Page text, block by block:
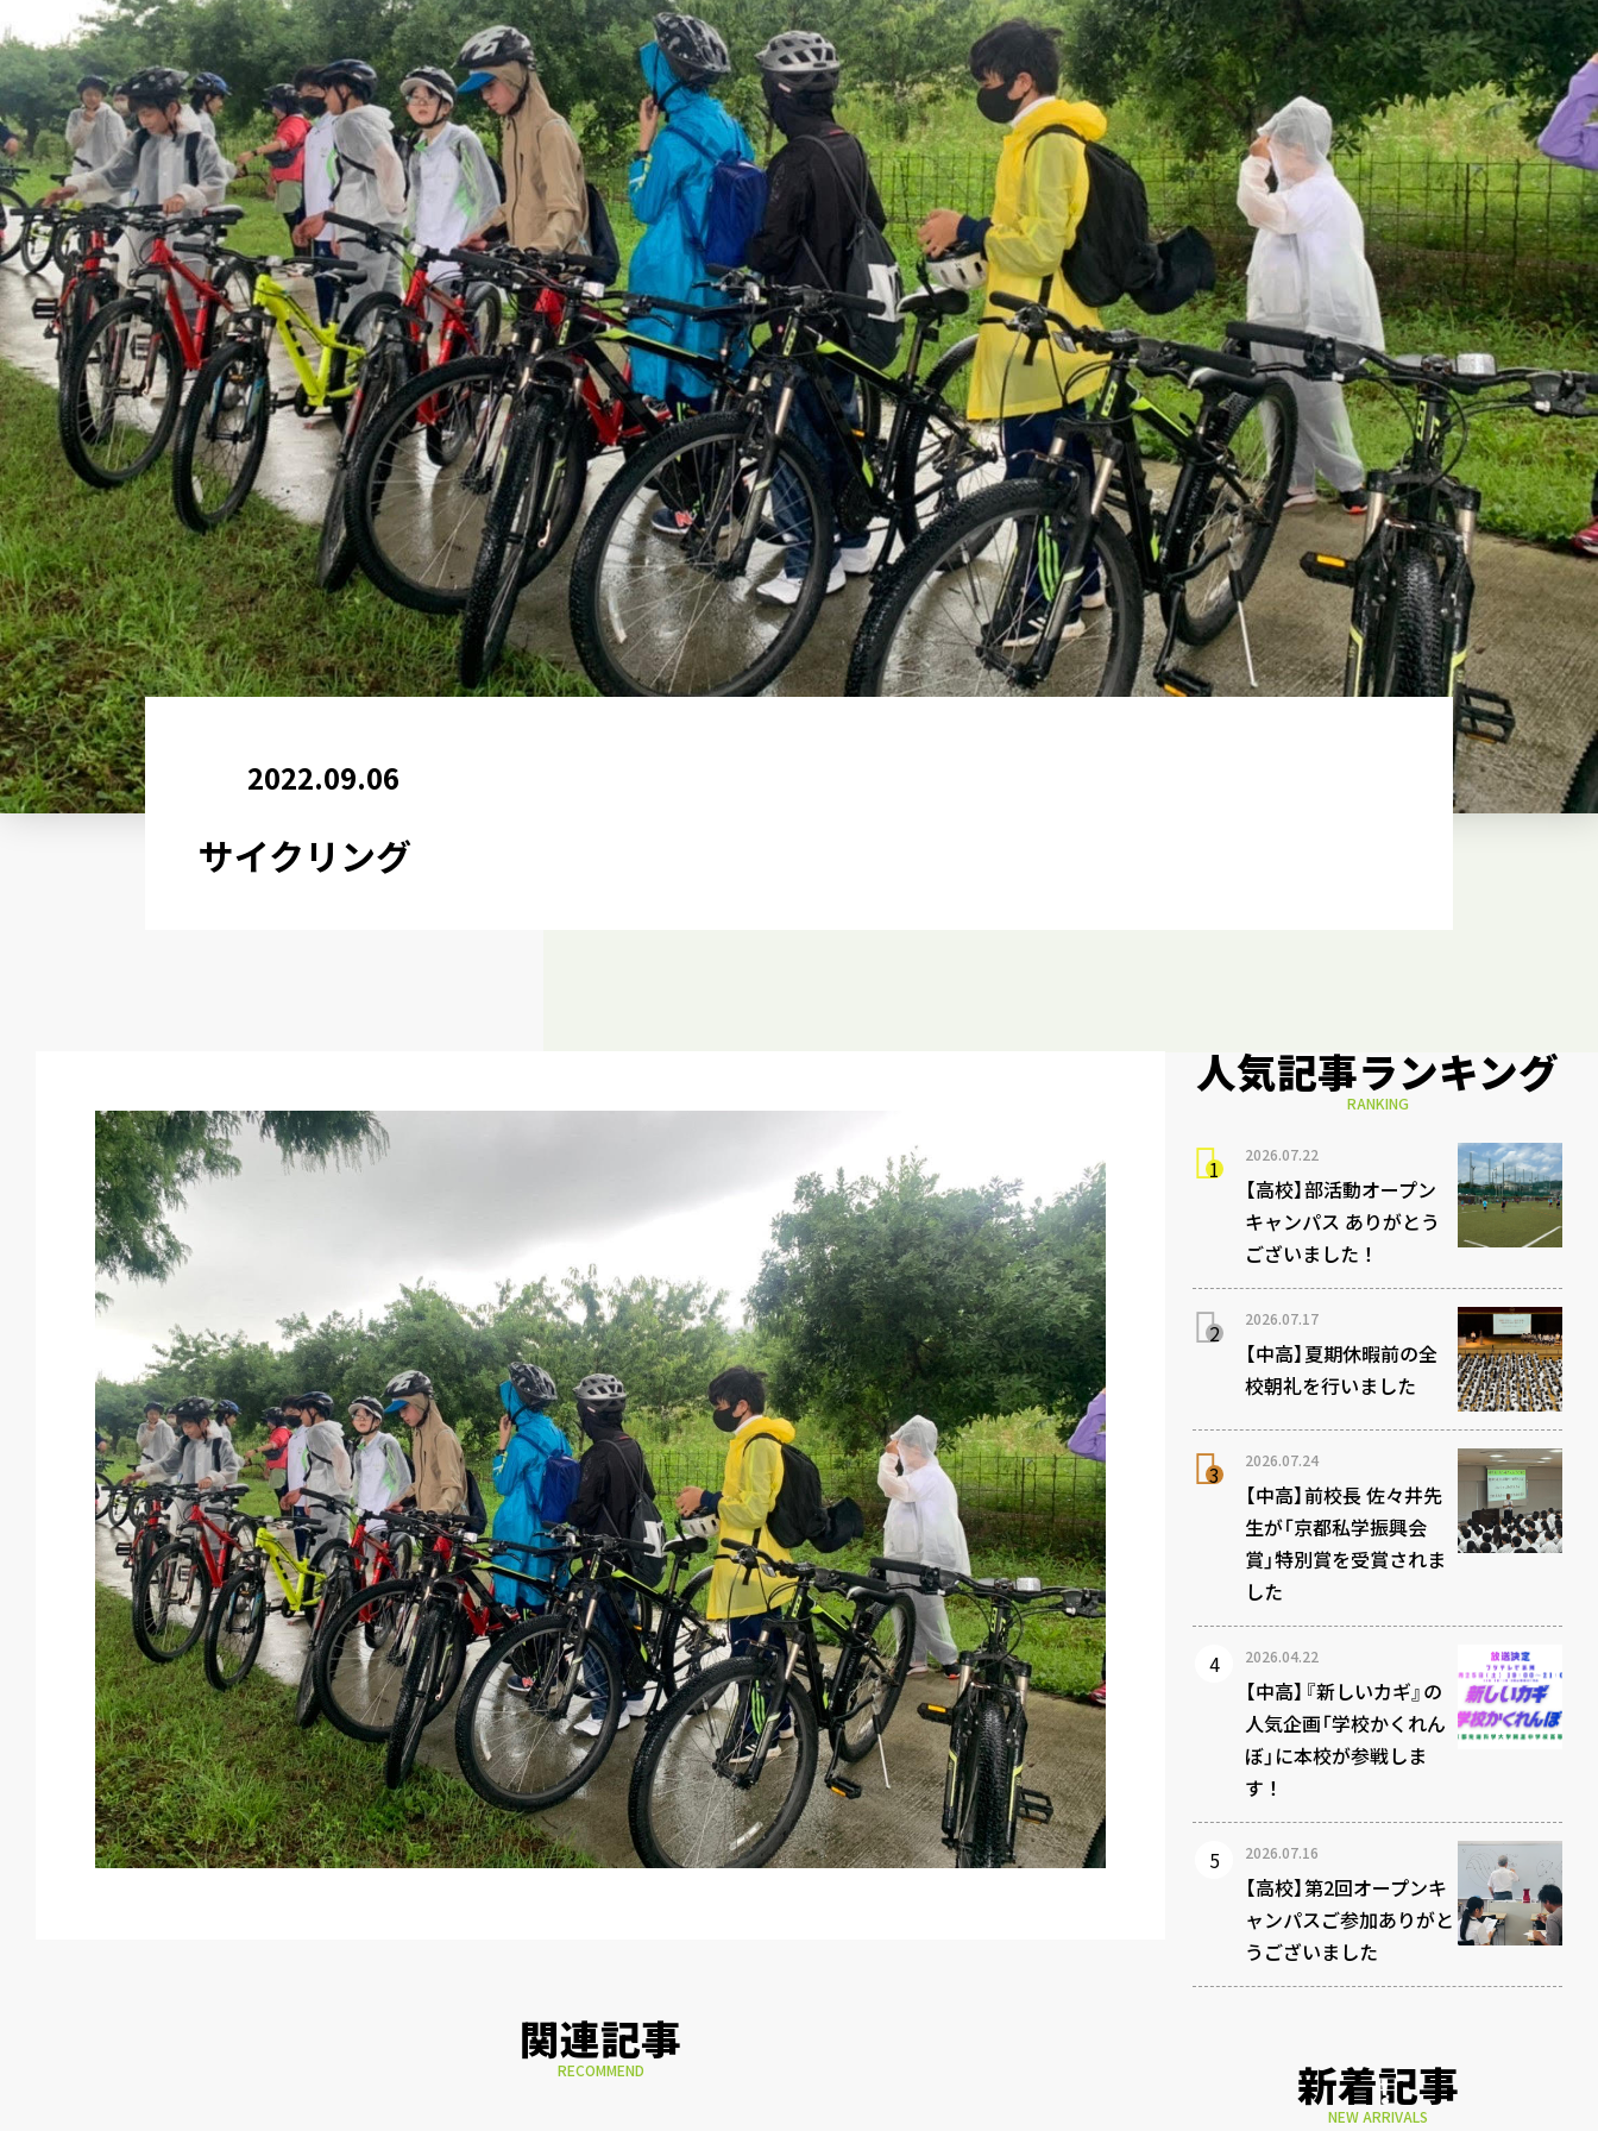
2022.09.06
サイクリング
関連記事
RECOMMEND
人気記事ランキング
RANKING
2026.07.22
【高校】部活動オープン
キャンパス ありがとう
ございました！
2026.07.17
【中高】夏期休暇前の全
校朝礼を行いました
2026.07.24
【中高】前校長 佐々井先
生が「京都私学振興会
賞」特別賞を受賞されま
した
2026.04.22
【中高】『新しいカギ』の
人気企画「学校かくれん
ぼ」に本校が参戦しま
す！
2026.07.16
【高校】第2回オープンキ
ャンパスご参加ありがと
うございました
新着記事
NEW ARRIVALS